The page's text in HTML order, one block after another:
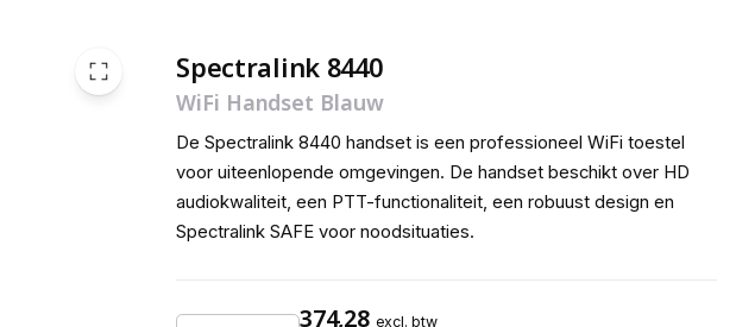
Spectralink 8440
WiFi Handset Blauw
De Spectralink 8440 handset is een professioneel WiFi toestel
voor uiteenlopende omgevingen. De handset beschikt over HD
audiokwaliteit, een PTT-functionaliteit, een robuust design en
Spectralink SAFE voor noodsituaties.
374,28 excl. btw